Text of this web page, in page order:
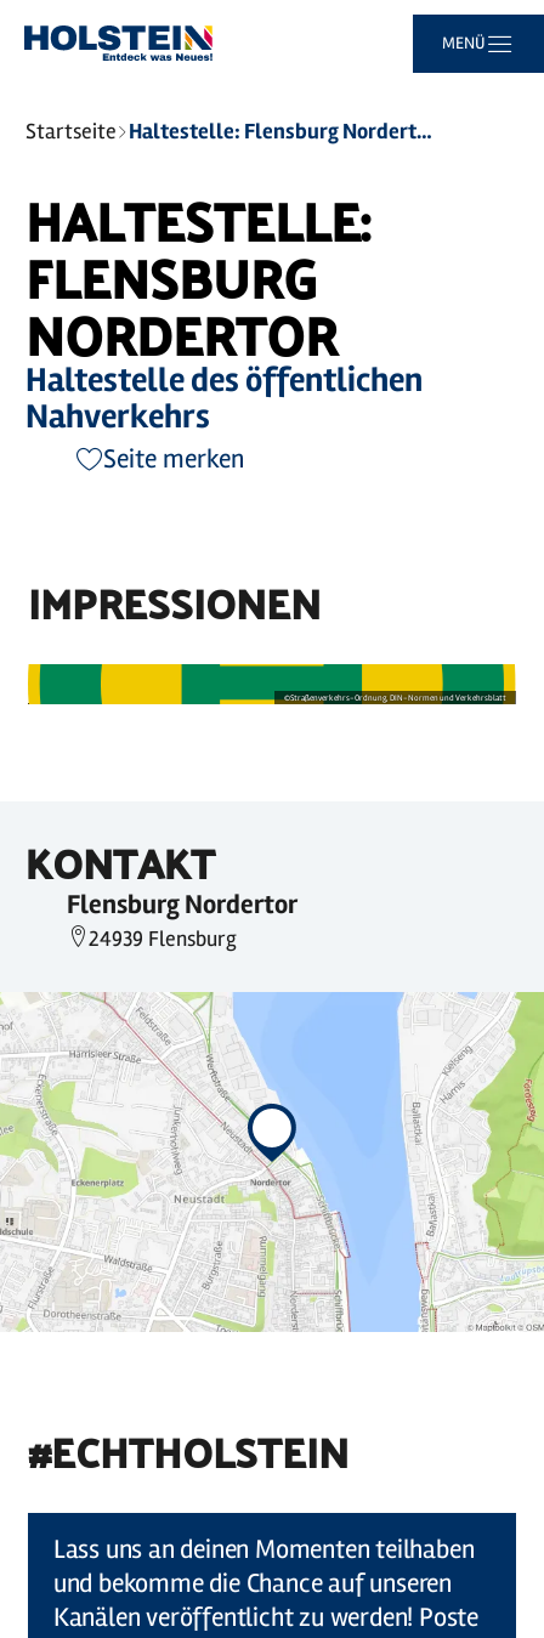
MENÜ
Sie
sind
Startseite Haltestelle: Flensburg Nordertor
HALTESTELLE:
FLENSBURG
NORDERTOR
Haltestelle des öffentlichen
Nahverkehrs
Seite merken
IMPRESSIONEN
©Straßenverkehrs-Ordnung, DIN-Normen und Verkehrsblatt
KONTAKT
Flensburg Nordertor
24939 Flensburg
#ECHTHOLSTEIN
Lass uns an deinen Momenten teilhaben
und bekomme die Chance auf unseren
Kanälen veröffentlicht zu werden! Poste